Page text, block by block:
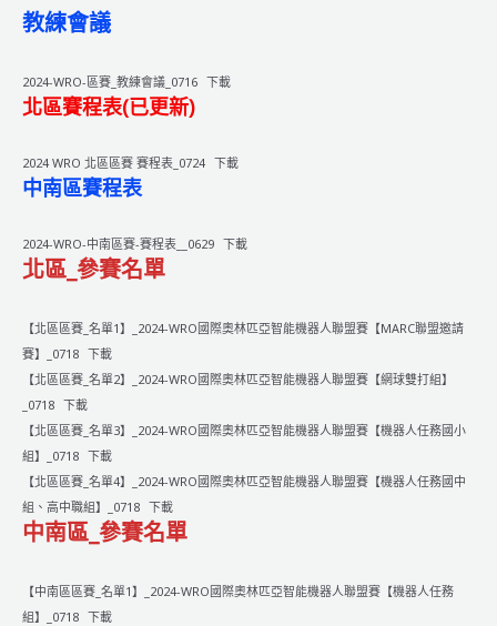
器
人
盟
賽
賽】
得
名
單
教練會議
2024-WRO-區賽_教練會議_0716 下載
北區賽程表(已更新)
2024 WRO 北區區賽 賽程表_0724 下載
中南區賽程表
2024-WRO-中南區賽-賽程表__0629 下載
北區_參賽名單
【北區區賽_名單1】_2024-WRO國際奧林匹亞智能機器人聯盟賽【MARC聯盟邀請
賽】_0718 下載
【北區區賽_名單2】_2024-WRO國際奧林匹亞智能機器人聯盟賽【網球雙打組】
_0718 下載
【北區區賽_名單3】_2024-WRO國際奧林匹亞智能機器人聯盟賽【機器人任務國小
組】_0718 下載
【北區區賽_名單4】_2024-WRO國際奧林匹亞智能機器人聯盟賽【機器人任務國中
組、高中職組】_0718 下載
中南區_參賽名單
【中南區區賽_名單1】_2024-WRO國際奧林匹亞智能機器人聯盟賽【機器人任務
組】_0718 下載